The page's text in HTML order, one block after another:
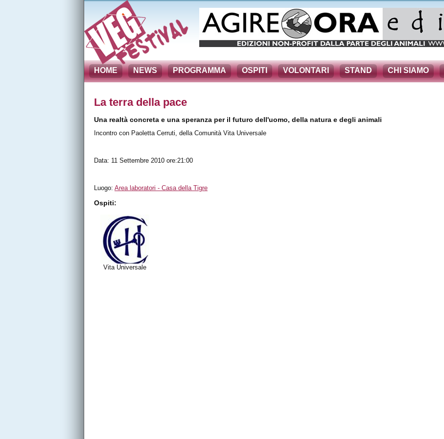
HOME NEWS PROGRAMMA OSPITI VOLONTARI STAND CHI SIAMO
La terra della pace
Una realtà concreta e una speranza per il futuro dell'uomo, della natura e degli animali
Incontro con Paoletta Cerruti, della Comunità Vita Universale
Data: 11 Settembre 2010 ore:21:00
Luogo: Area laboratori - Casa della Tigre
Ospiti:
Vita Universale